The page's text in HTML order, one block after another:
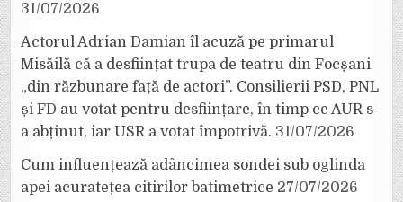
31/07/2026
Actorul Adrian Damian îl acuză pe primarul
Misăilă că a desființat trupa de teatru din Focșani
„din răzbunare față de actori”. Consilierii PSD, PNL
și FD au votat pentru desființare, în timp ce AUR s-
a abținut, iar USR a votat împotrivă. 31/07/2026
Cum influențează adâncimea sondei sub oglinda
apei acuratețea citirilor batimetrice 27/07/2026